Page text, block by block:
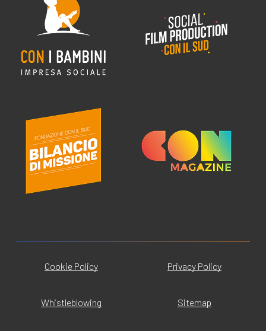
Cookie Policy Privacy Policy
Whistleblowing Sitemap